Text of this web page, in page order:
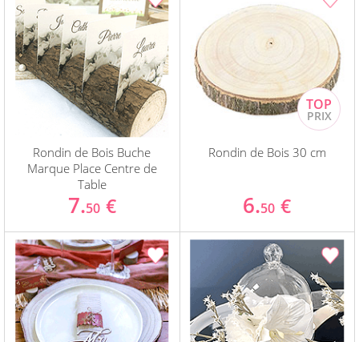
Rondin de Bois Buche
Marque Place Centre de
Table
7.50 €
Rondin de Bois 30 cm
6.50 €